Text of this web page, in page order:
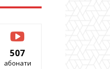
507
абонати